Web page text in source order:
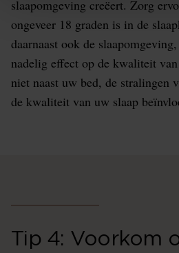
slaapomgeving creëert. Zorg
ongeveer 18 graden is in de
daarnaast ook de
nadelig effect op de kwaliteit
niet naast uw bed, de stralingen
de kwaliteit van uw slaap
Tip 4: Voorkom